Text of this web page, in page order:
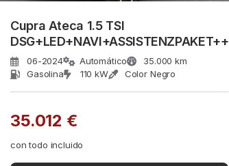
Cupra Ateca 1.5 TSI
DSG+LED+NAVI+ASSISTENZPAKET++
06-2024 Automático
35.000 km
Gasolina
110 kW Color Negro
35.012 €
con todo incluido